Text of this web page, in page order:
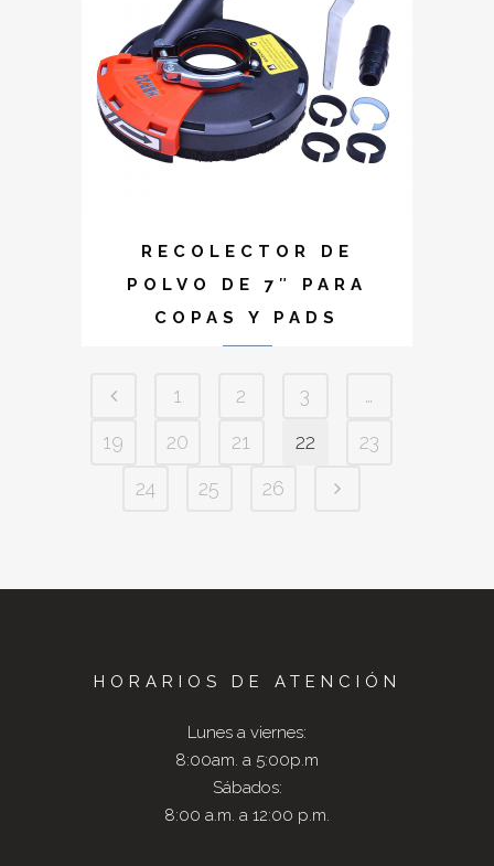
RECOLECTOR DE
POLVO DE 7″ PARA
COPAS Y PADS
1 2 3
…
19
20 21 22
23
24
25 26
HORARIOS DE ATENCIÓN
Lunes a viernes:
8:00am. a 5:00p.m
Sábados:
8:00 a.m. a 12:00 p.m.